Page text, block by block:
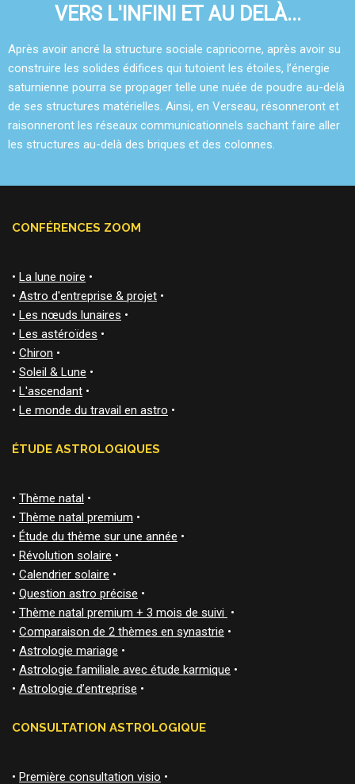
VERS L'INFINI ET AU DELÀ...
Après avoir ancré la structure sociale capricorne, après avoir su
construire les solides édifices qui tutoient les étoiles, l’énergie
saturnienne pourra se propager telle une nuée de poudre au-delà
de ses structures matérielles. Ainsi, en Verseau, résonneront et
raisonneront les réseaux communicationnels sachant faire aller
les structures au-delà des briques et des colonnes.
CONFÉRENCES ZOOM
• La lune noire •
• Astro d'entreprise & projet •
• Les nœuds lunaires •
• Les astéroïdes •
• Chiron •
• Soleil & Lune •
• L'ascendant •
• Le monde du travail en astro •
ÉTUDE ASTROLOGIQUES
• Thème natal •
• Thème natal premium •
• Étude du thème sur une année •
• Révolution solaire •
• Calendrier solaire •
• Question astro précise •
• Thème natal premium + 3 mois de suivi •
• Comparaison de 2 thèmes en synastrie •
• Astrologie mariage •
• Astrologie familiale avec étude karmique •
• Astrologie d’entreprise •
CONSULTATION ASTROLOGIQUE
• Première consultation visio •